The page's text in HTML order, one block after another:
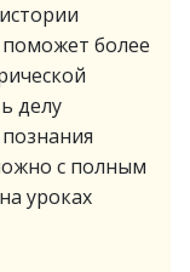
более
делу
с полным
уроках